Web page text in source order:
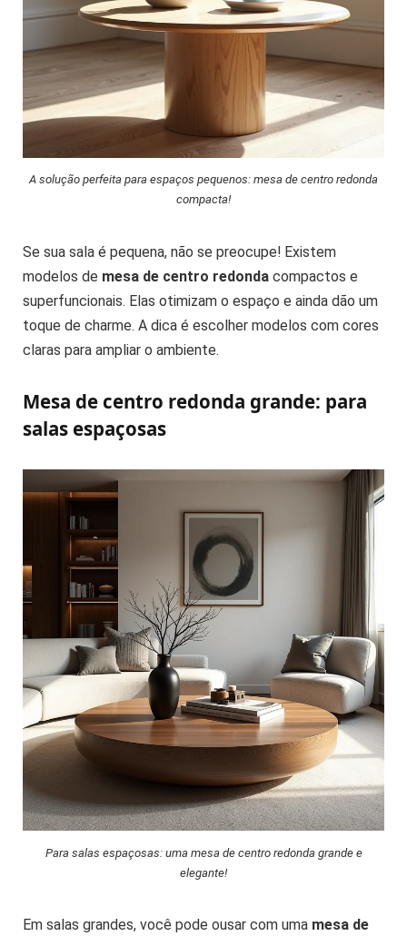
A solução perfeita para espaços pequenos: mesa de centro redonda
compacta!
Se sua sala é pequena, não se preocupe! Existem
modelos de mesa de centro redonda compactos e
superfuncionais. Elas otimizam o espaço e ainda dão um
toque de charme. A dica é escolher modelos com cores
claras para ampliar o ambiente.
Mesa de centro redonda grande: para
salas espaçosas
Para salas espaçosas: uma mesa de centro redonda grande e
elegante!
Em salas grandes, você pode ousar com uma mesa de